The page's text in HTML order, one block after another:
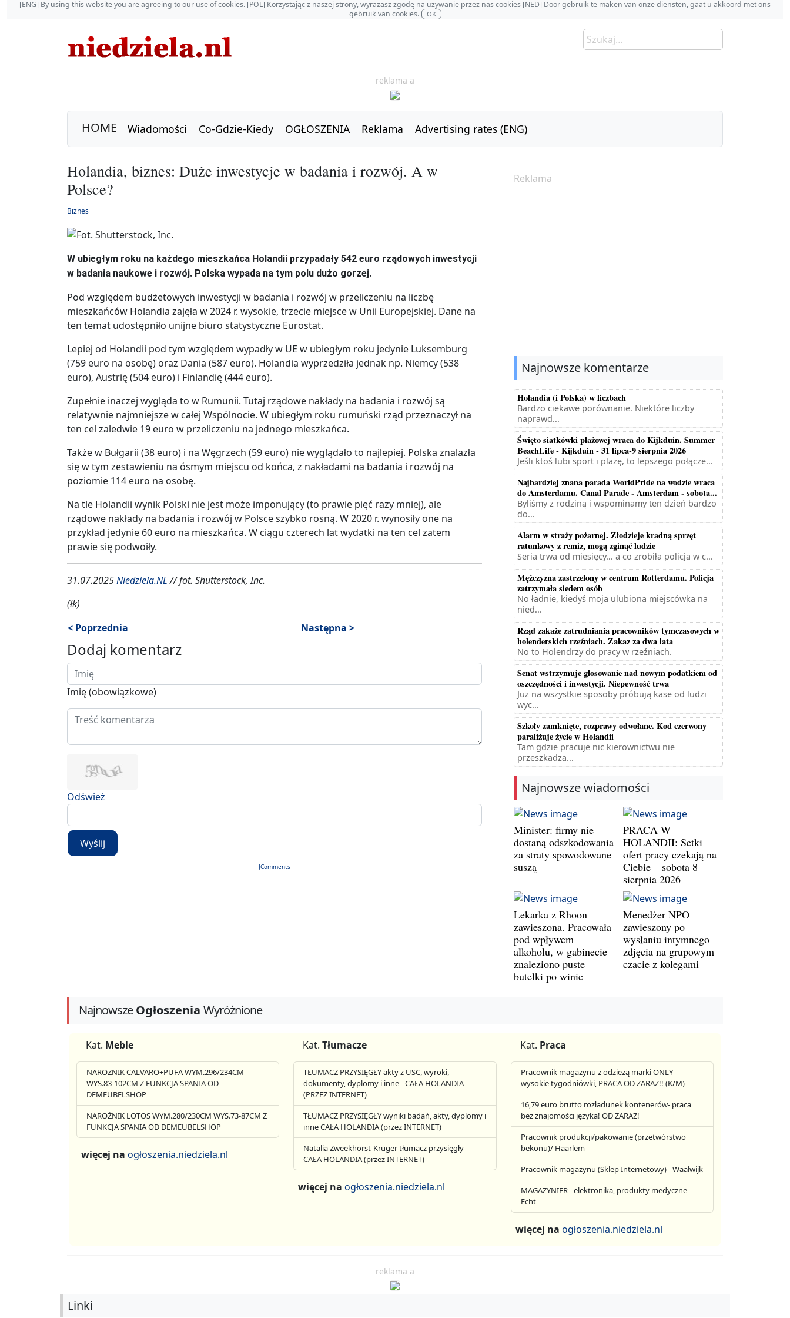
[ENG] By using this website you are agreeing to our use of cookies. [POL] Korzystając z naszej strony, wyrażasz zgodę na używanie przez nas cookies [NED] Door gebruik te maken van onze diensten, gaat u akkoord met ons
gebruik van cookies.
OK
reklama a
HOME Wiadomości Co-Gdzie-Kiedy OGŁOSZENIA Reklama Advertising rates (ENG)
Holandia, biznes: Duże inwestycje w badania i rozwój. A w
Polsce?
Biznes
W ubiegłym roku na każdego mieszkańca Holandii przypadały 542 euro rządowych inwestycji
w badania naukowe i rozwój. Polska wypada na tym polu dużo gorzej.
Pod względem budżetowych inwestycji w badania i rozwój w przeliczeniu na liczbę
mieszkańców Holandia zajęła w 2024 r. wysokie, trzecie miejsce w Unii Europejskiej. Dane na
ten temat udostępniło unijne biuro statystyczne Eurostat.
Lepiej od Holandii pod tym względem wypadły w UE w ubiegłym roku jedynie Luksemburg
(759 euro na osobę) oraz Dania (587 euro). Holandia wyprzedziła jednak np. Niemcy (538
euro), Austrię (504 euro) i Finlandię (444 euro).
Zupełnie inaczej wygląda to w Rumunii. Tutaj rządowe nakłady na badania i rozwój są
relatywnie najmniejsze w całej Wspólnocie. W ubiegłym roku rumuński rząd przeznaczył na
ten cel zaledwie 19 euro w przeliczeniu na jednego mieszkańca.
Także w Bułgarii (38 euro) i na Węgrzech (59 euro) nie wyglądało to najlepiej. Polska znalazła
się w tym zestawieniu na ósmym miejscu od końca, z nakładami na badania i rozwój na
poziomie 114 euro na osobę.
Na tle Holandii wynik Polski nie jest może imponujący (to prawie pięć razy mniej), ale
rządowe nakłady na badania i rozwój w Polsce szybko rosną. W 2020 r. wynosiły one na
przykład jedynie 60 euro na mieszkańca. W ciągu czterech lat wydatki na ten cel zatem
prawie się podwoiły.
31.07.2025Niedziela.NL// fot. Shutterstock, Inc.
(łk)
< Poprzednia
Następna >
Dodaj komentarz
Imię (obowiązkowe)
Odśwież
Wyślij
JComments
Reklama
Najnowsze komentarze
Holandia (i Polska) w liczbach
Bardzo ciekawe porównanie. Niektóre liczby
naprawd...
Święto siatkówki plażowej wraca do Kijkduin. Summer
BeachLife - Kijkduin - 31 lipca-9 sierpnia 2026
Jeśli ktoś lubi sport i plażę, to lepszego połącze...
Najbardziej znana parada WorldPride na wodzie wraca
do Amsterdamu. Canal Parade - Amsterdam - sobota...
Byliśmy z rodziną i wspominamy ten dzień bardzo
do...
Alarm w straży pożarnej. Złodzieje kradną sprzęt
ratunkowy z remiz, mogą zginąć ludzie
Seria trwa od miesięcy... a co zrobiła policja w c...
Mężczyzna zastrzelony w centrum Rotterdamu. Policja
zatrzymała siedem osób
No ładnie, kiedyś moja ulubiona miejscówka na
nied...
Rząd zakaże zatrudniania pracowników tymczasowych w
holenderskich rzeźniach. Zakaz za dwa lata
No to Holendrzy do pracy w rzeźniach.
Senat wstrzymuje głosowanie nad nowym podatkiem od
oszczędności i inwestycji. Niepewność trwa
Już na wszystkie sposoby próbują kase od ludzi
wyc...
Szkoły zamknięte, rozprawy odwołane. Kod czerwony
paraliżuje życie w Holandii
Tam gdzie pracuje nic kierownictwu nie
przeszkadza...
Najnowsze wiadomości
Minister: firmy nie
dostaną odszkodowania
za straty spowodowane
suszą
PRACA W
HOLANDII: Setki
ofert pracy czekają na
Ciebie – sobota 8
sierpnia 2026
Lekarka z Rhoon
zawieszona. Pracowała
pod wpływem
alkoholu, w gabinecie
znaleziono puste
butelki po winie
Menedżer NPO
zawieszony po
wysłaniu intymnego
zdjęcia na grupowym
czacie z kolegami
NajnowszeOgłoszenia Wyróżnione
Kat. Meble
NAROŻNIK CALVARO+PUFA WYM.296/234CM
WYS.83-102CM Z FUNKCJA SPANIA OD
DEMEUBELSHOP
NAROŻNIK LOTOS WYM.280/230CM WYS.73-87CM Z
FUNKCJA SPANIA OD DEMEUBELSHOP
więcej na ogłoszenia.niedziela.nl
Kat. Tłumacze
TŁUMACZ PRZYSIĘGŁY akty z USC, wyroki,
dokumenty, dyplomy i inne - CAŁA HOLANDIA
(PRZEZ INTERNET)
TŁUMACZ PRZYSIĘGŁY wyniki badań, akty, dyplomy i
inne CAŁA HOLANDIA (przez INTERNET)
Natalia Zweekhorst-Krüger tłumacz przysięgły -
CAŁA HOLANDIA (przez INTERNET)
więcej naogłoszenia.niedziela.nl
Kat. Praca
Pracownik magazynu z odzieżą marki ONLY -
wysokie tygodniówki, PRACA OD ZARAZ!! (K/M)
16,79 euro brutto rozładunek kontenerów- praca
bez znajomości języka! OD ZARAZ!
Pracownik produkcji/pakowanie (przetwórstwo
bekonu)/ Haarlem
Pracownik magazynu (Sklep Internetowy) - Waalwijk
MAGAZYNIER - elektronika, produkty medyczne -
Echt
więcej na ogłoszenia.niedziela.nl
reklama a
Linki